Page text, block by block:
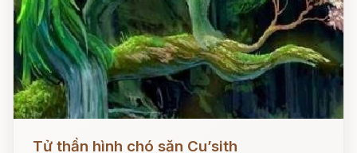
Tử thần hình chó săn Cu’sith